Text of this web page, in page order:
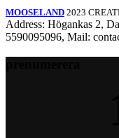
MOOSELAND 2023
Address: Högankas 2,
5590095096, Mail: